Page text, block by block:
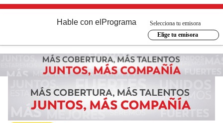
Hable con el Programa
Selecciona tu emisora
Elige tu emisora